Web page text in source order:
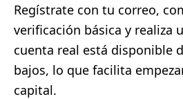
Regístrate con tu correo,
verificación básica y realiza
cuenta real está disponible
bajos, lo que facilita
capital.